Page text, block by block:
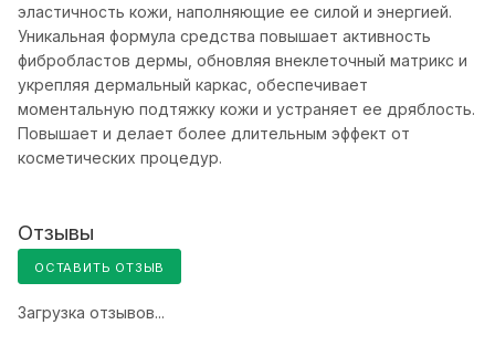
эластичность кожи, наполняющие ее силой и энергией.
Уникальная формула средства повышает активность
фибробластов дермы, обновляя внеклеточный матрикс и
укрепляя дермальный каркас, обеспечивает
моментальную подтяжку кожи и устраняет ее дряблость.
Повышает и делает более длительным эффект от
косметических процедур.
Отзывы
ОСТАВИТЬ ОТЗЫВ
Загрузка отзывов...